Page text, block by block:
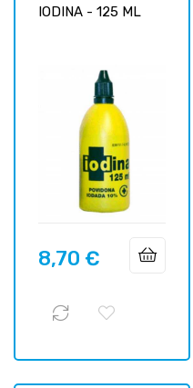
IODINA - 125 ML
Precio
8,70 €